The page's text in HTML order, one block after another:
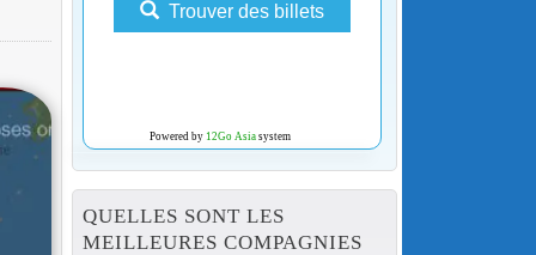
Trouver des billets
Powered by 12Go Asiasystem
QUELLES SONT LES
MEILLEURES COMPAGNIES